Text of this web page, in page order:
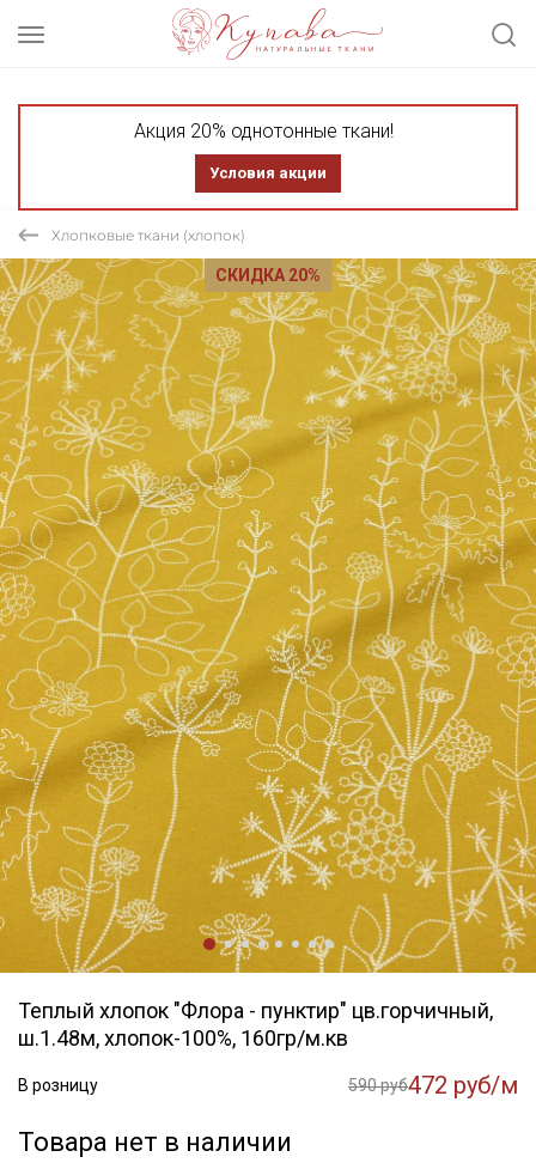
Акция 20% однотонные ткани!
Условия акции
Хлопковые ткани (хлопок)
СКИДКА 20%
Теплый хлопок "Флора - пунктир" цв.горчичный,
ш.1.48м, хлопок-100%, 160гр/м.кв
В розницу 590 руб472 руб/м
Товара нет в наличии